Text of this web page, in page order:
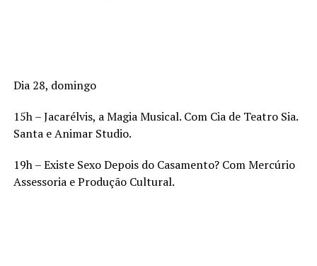
Dia 28, domingo
15h – Jacarélvis, a Magia Musical. Com Cia de Teatro Sia.
Santa e Animar Studio.
19h – Existe Sexo Depois do Casamento? Com Mercúrio
Assessoria e Produção Cultural.